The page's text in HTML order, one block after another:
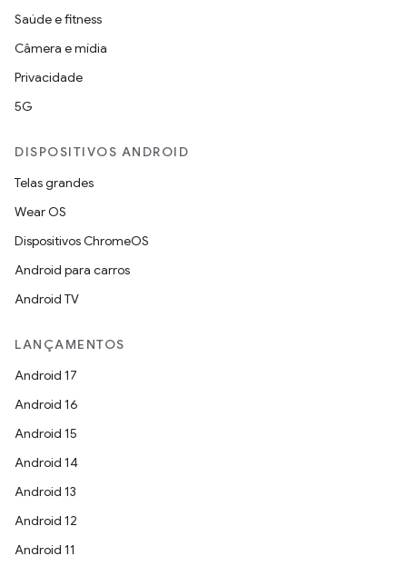
Saúde e fitness
Câmera e mídia
Privacidade
5G
DISPOSITIVOS ANDROID
Telas grandes
Wear OS
Dispositivos ChromeOS
Android para carros
Android TV
LANÇAMENTOS
Android 17
Android 16
Android 15
Android 14
Android 13
Android 12
Android 11